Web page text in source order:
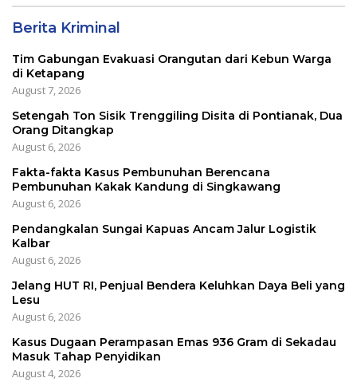
Berita Kriminal
Tim Gabungan Evakuasi Orangutan dari Kebun Warga
di Ketapang
August 7, 2026
Setengah Ton Sisik Trenggiling Disita di Pontianak, Dua
Orang Ditangkap
August 6, 2026
Fakta-fakta Kasus Pembunuhan Berencana
Pembunuhan Kakak Kandung di Singkawang
August 6, 2026
Pendangkalan Sungai Kapuas Ancam Jalur Logistik
Kalbar
August 6, 2026
Jelang HUT RI, Penjual Bendera Keluhkan Daya Beli yang
Lesu
August 6, 2026
Kasus Dugaan Perampasan Emas 936 Gram di Sekadau
Masuk Tahap Penyidikan
August 4, 2026